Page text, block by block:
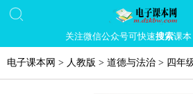
关注微信公众号可快速搜索课本
电子课本网 > 人教版 > 道德与法治 > 四年